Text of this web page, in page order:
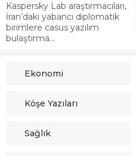
Kaspersky Lab araştırmacıları,
İran’daki yabancı diplomatik
birimlere casus yazılım
bulaştırma...
Ekonomi
Köşe Yazıları
Sağlık